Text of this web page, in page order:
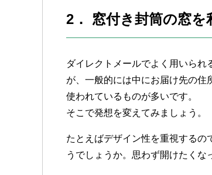
2． 窓付き封筒の窓を
ダイレクトメールでよく用いら
が、一般的には中にお届け先の住
使われているものが多いです。
そこで発想を変えてみましょう。
たとえばデザイン性を重視する
うでしょうか。思わず開けたくな